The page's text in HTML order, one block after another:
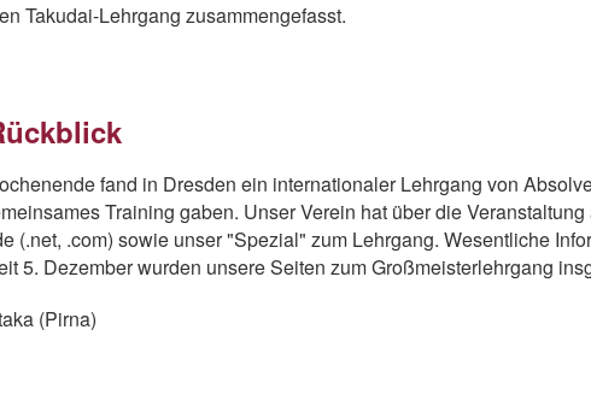
Takudai-Lehrgang zusammengefasst.
fand in Dresden ein internationaler Lehrgang von
Training gaben. Unser Verein hat über die
.com) sowie unser "Spezial" zum Lehrgang. Wesentliche
5. Dezember wurden unsere Seiten zum Großmeisterlehrgang
(Pirna)